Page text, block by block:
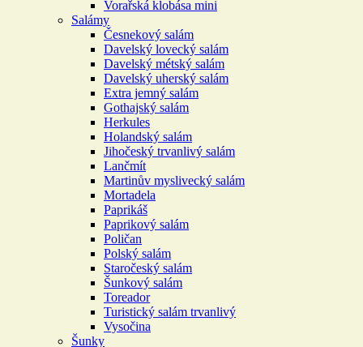
Vorařská klobása mini
Salámy
Česnekový salám
Davelský lovecký salám
Davelský métský salám
Davelský uherský salám
Extra jemný salám
Gothajský salám
Herkules
Holandský salám
Jihočeský trvanlivý salám
Lančmít
Martinův myslivecký salám
Mortadela
Paprikáš
Paprikový salám
Poličan
Polský salám
Staročeský salám
Šunkový salám
Toreador
Turistický salám trvanlivý
Vysočina
Šunky